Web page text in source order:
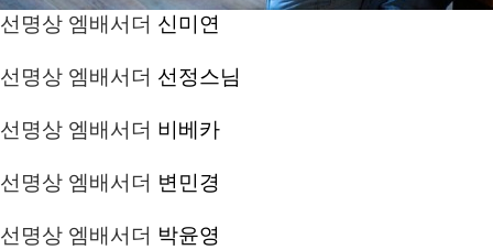
선명상 엠배서더 신미연
선명상 엠배서더 선정스님
선명상 엠배서더 비베카
선명상 엠배서더 변민경
선명상 엠배서더 박윤영